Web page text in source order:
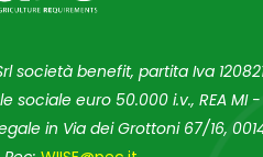
società benefit, partita Iva
sociale euro 50.000 i.v., REA MI -
in Via dei Grottoni 67/16,